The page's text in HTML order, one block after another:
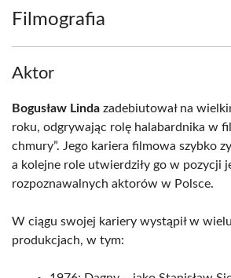
Filmografia
Aktor
Bogusław Linda zadebiutował na
roku, odgrywając rolę halabardnika w
chmury”. Jego kariera filmowa szybko
a kolejne role utwierdziły go w pozycji
rozpoznawalnych aktorów w Polsce.
W ciągu swojej kariery wystąpił w
produkcjach, w tym: